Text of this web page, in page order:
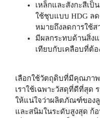
เหล็กและสังกะสีเป็
ใช้ชุบแบบ HDG ล
หมายถึงลดการใช้
มีผลกระทบด้านสิ่ง
เทียบกับเคลือบที่ต้อ
เลือกใช้วัตถุดิบที่มีคุณภา
เราใช้เฉพาะวัสดุที่ดีที่สุด ร
ให้แน่ใจว่าผลิตภัณฑ์ของ
และสนิมในระดับสูงสุด ก้